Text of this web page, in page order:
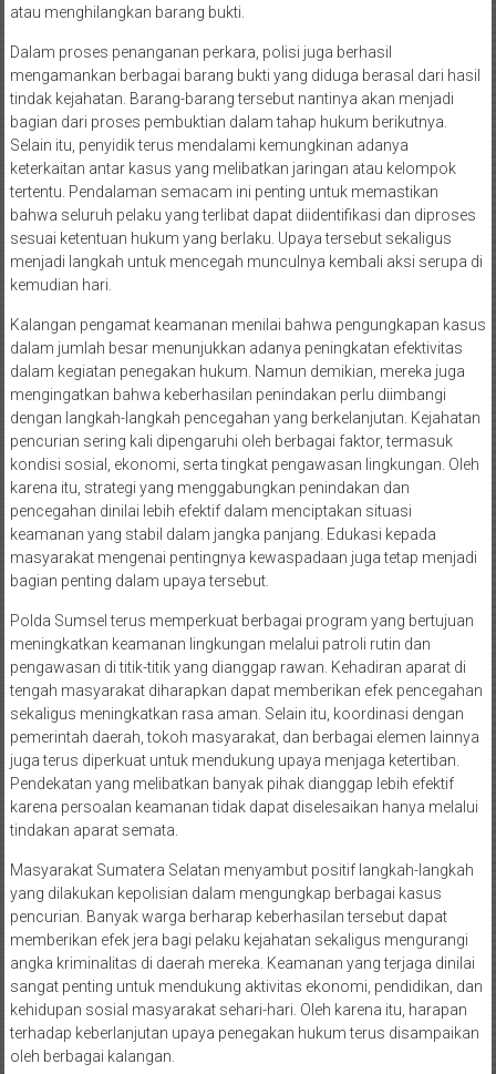
atau menghilangkan barang bukti.
Dalam proses penanganan perkara, polisi juga berhasil
mengamankan berbagai barang bukti yang diduga berasal dari hasil
tindak kejahatan. Barang-barang tersebut nantinya akan menjadi
bagian dari proses pembuktian dalam tahap hukum berikutnya.
Selain itu, penyidik terus mendalami kemungkinan adanya
keterkaitan antar kasus yang melibatkan jaringan atau kelompok
tertentu. Pendalaman semacam ini penting untuk memastikan
bahwa seluruh pelaku yang terlibat dapat diidentifikasi dan diproses
sesuai ketentuan hukum yang berlaku. Upaya tersebut sekaligus
menjadi langkah untuk mencegah munculnya kembali aksi serupa di
kemudian hari.
Kalangan pengamat keamanan menilai bahwa pengungkapan kasus
dalam jumlah besar menunjukkan adanya peningkatan efektivitas
dalam kegiatan penegakan hukum. Namun demikian, mereka juga
mengingatkan bahwa keberhasilan penindakan perlu diimbangi
dengan langkah-langkah pencegahan yang berkelanjutan. Kejahatan
pencurian sering kali dipengaruhi oleh berbagai faktor, termasuk
kondisi sosial, ekonomi, serta tingkat pengawasan lingkungan. Oleh
karena itu, strategi yang menggabungkan penindakan dan
pencegahan dinilai lebih efektif dalam menciptakan situasi
keamanan yang stabil dalam jangka panjang. Edukasi kepada
masyarakat mengenai pentingnya kewaspadaan juga tetap menjadi
bagian penting dalam upaya tersebut.
Polda Sumsel terus memperkuat berbagai program yang bertujuan
meningkatkan keamanan lingkungan melalui patroli rutin dan
pengawasan di titik-titik yang dianggap rawan. Kehadiran aparat di
tengah masyarakat diharapkan dapat memberikan efek pencegahan
sekaligus meningkatkan rasa aman. Selain itu, koordinasi dengan
pemerintah daerah, tokoh masyarakat, dan berbagai elemen lainnya
juga terus diperkuat untuk mendukung upaya menjaga ketertiban.
Pendekatan yang melibatkan banyak pihak dianggap lebih efektif
karena persoalan keamanan tidak dapat diselesaikan hanya melalui
tindakan aparat semata.
Masyarakat Sumatera Selatan menyambut positif langkah-langkah
yang dilakukan kepolisian dalam mengungkap berbagai kasus
pencurian. Banyak warga berharap keberhasilan tersebut dapat
memberikan efek jera bagi pelaku kejahatan sekaligus mengurangi
angka kriminalitas di daerah mereka. Keamanan yang terjaga dinilai
sangat penting untuk mendukung aktivitas ekonomi, pendidikan, dan
kehidupan sosial masyarakat sehari-hari. Oleh karena itu, harapan
terhadap keberlanjutan upaya penegakan hukum terus disampaikan
oleh berbagai kalangan.